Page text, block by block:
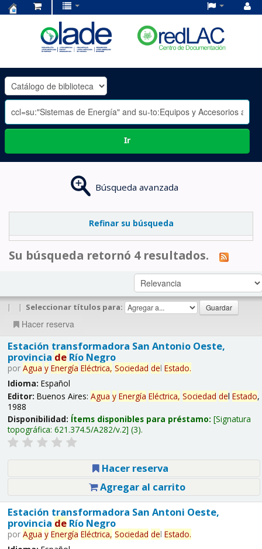
OLADE
-
Ir
Búsqueda avanzada
Refinar su búsqueda
Su búsqueda retornó 4 resultados.
| | Seleccionar títulos para:
Hacer reserva
Estación transformadora San Antonio Oeste,
provincia deRío Negro
por Agua y Energía Eléctrica, Sociedad del Estado.
Idioma: Español
Editor: Buenos Aires: Agua y Energía Eléctrica, Sociedad del Estado,
1988
Disponibilidad: Ítems disponibles para préstamo: Signatura
topográfica: 621.374.5/A282/v.2 (3).
Hacer reserva
Agregar al carrito
Estación transformadora San Antoni Oeste,
provincia deRío Negro
por Agua y Energía Eléctrica, Sociedad del Estado.